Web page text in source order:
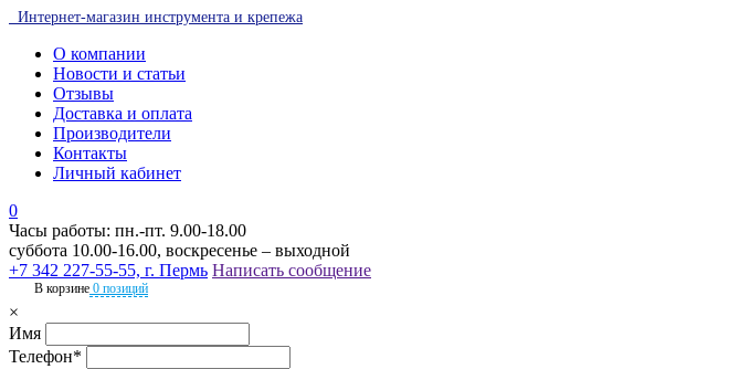
Интернет-магазин инструмента и крепежа
О компании
Новости и статьи
Отзывы
Доставка и оплата
Производители
Контакты
Личный кабинет
0
Часы работы: пн.-пт. 9.00-18.00
суббота 10.00-16.00, воскресенье – выходной
+7 342 227-55-55, г. Пермь Написать сообщение
В корзине 0 позиций
×
Имя
Телефон*